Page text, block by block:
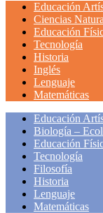
Educación
Ciencias
Educación
Tecnología
Historia
Inglés
Lenguaje
Matemáticas
Educación
Biología –
Educación
Tecnología
Filosofía
Historia
Lenguaje
Matemáticas